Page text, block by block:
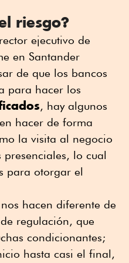
riesgo?
ejecutivo de
en Santander
de que los bancos
para hacer los
, hay algunos
hacer de forma
la visita al negocio
lo cual
para otorgar el
hacen diferente de
regulación, que
condicionantes;
hasta casi el final,